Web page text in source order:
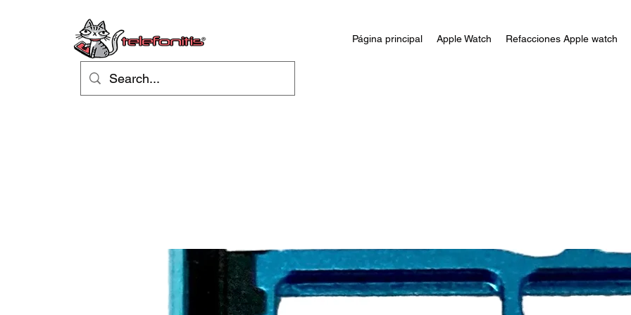
Página principal Apple Watch Refacciones Apple watch